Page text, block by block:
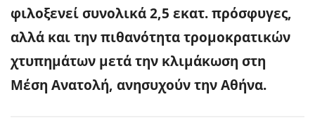
φιλοξενεί συνολικά 2,5 εκατ. πρόσφυγες,
αλλά και την πιθανότητα τρομοκρατικών
χτυπημάτων μετά την κλιμάκωση στη
Μέση Ανατολή, ανησυχούν την Αθήνα.